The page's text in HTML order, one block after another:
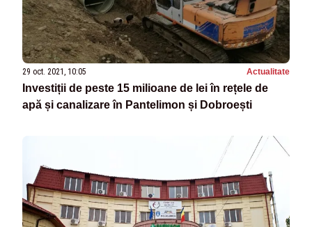
29 oct. 2021, 10:05 Actualitate
Investiții de peste 15 milioane de lei în rețele de
apă și canalizare în Pantelimon și Dobroești